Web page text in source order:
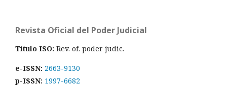
Revista Oficial del Poder Judicial
Título ISO: Rev. of. poder judic.
e-ISSN: 2663-9130
p-ISSN: 1997-6682